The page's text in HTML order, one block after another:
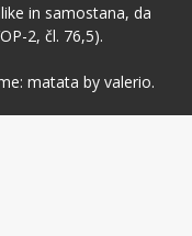
in samostana, da
2, čl. 76,5).
matata by valerio.